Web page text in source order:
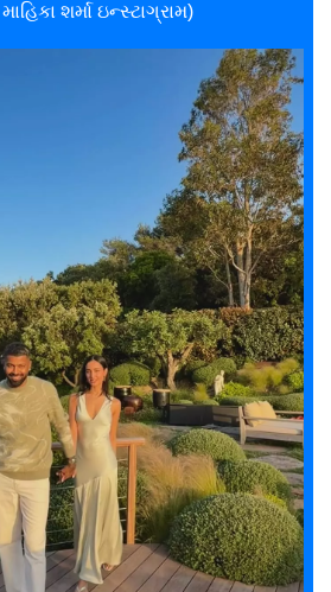
શર્મા ઇન્સ્ટાગ્રામ)